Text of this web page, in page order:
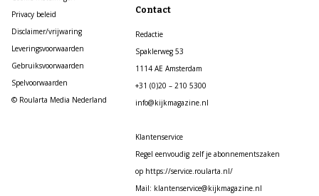
Privacy beleid
Disclaimer/vrijwaring
Leveringsvoorwaarden
Gebruiksvoorwaarden
Spelvoorwaarden
© Roularta Media Nederland
Contact
Redactie
Spaklerweg 53
1114 AE Amsterdam
+31 (0)20 – 210 5300
info@kijkmagazine.nl
Klantenservice
Regel eenvoudig zelf je abonnementszaken
op https://service.roularta.nl/
Mail: klantenservice@kijkmagazine.nl